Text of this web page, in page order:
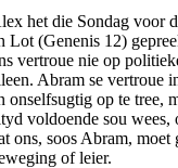
het die Sondag voor
Lot (Genenis 12)
vertroue nie op
Abram se vertroue
onselfsugtig op te tree,
voldoende sou
ons, soos Abram,
of leier.